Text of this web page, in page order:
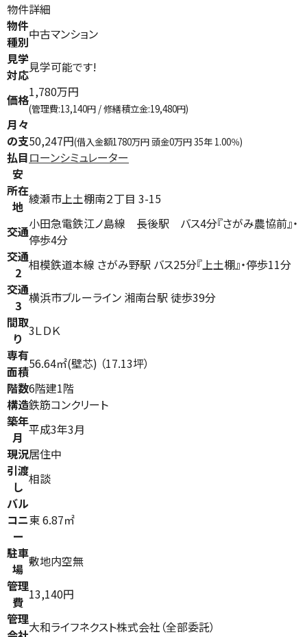
物件詳細
物件
種別中古マンション
見学
対応見学可能です!
価格1,780万円
(管理費:13,140円 / 修繕積立金:19,480円)
月々
の支
払目
安
50,247円(借入金額1780万円 頭金0万円 35年 1.00％)
ローンシミュレーター
所在
地 綾瀬市上土棚南２丁目 3-15
交通小田急電鉄江ノ島線 長後駅 バス4分『さがみ農協前』・
停歩4分
交通
2 相模鉄道本線 さがみ野駅 バス25分『上土棚』・停歩11分
交通
3 横浜市ブルーライン 湘南台駅 徒歩39分
間取
り 3ＬＤＫ
専有
面積56.64㎡(壁芯) （17.13坪）
階数6階建1階
構造鉄筋コンクリート
築年
月 平成3年3月
現況居住中
引渡
し 相談
バル
コニ
ー
東 6.87㎡
駐車
場 敷地内空無
管理
費 13,140円
管理大和ライフネクスト株式会社（全部委託）